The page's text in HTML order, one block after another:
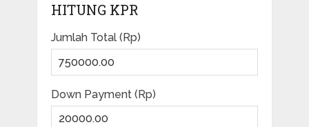
HITUNG KPR
Jumlah Total (Rp)
Down Payment (Rp)